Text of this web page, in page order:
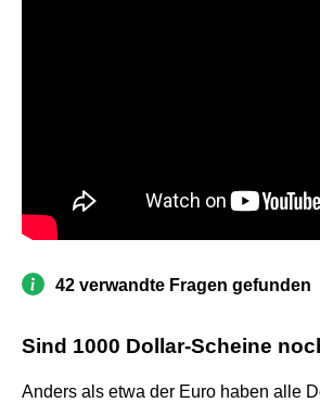
42 verwandte Fragen gefunden
Sind 1000 Dollar-Scheine
Anders als etwa der Euro haben alle